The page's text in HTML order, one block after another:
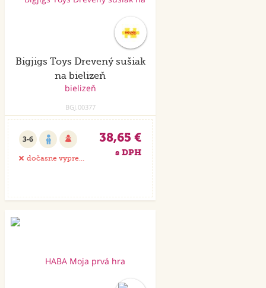
Bigjigs Toys Drevený sušiak
na bielizeň
BGJ.00377
3-6
dočasne vypredané
38,65 €
s DPH